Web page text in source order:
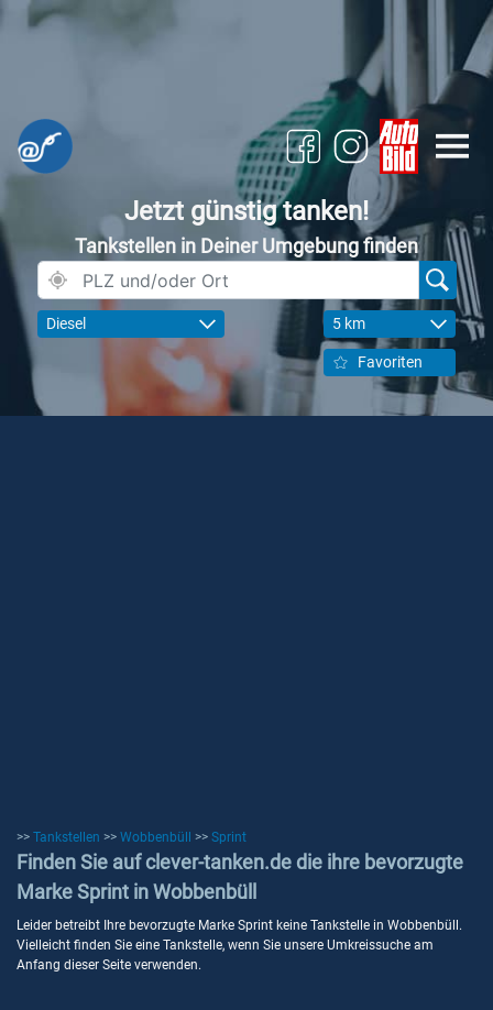
Jetzt günstig tanken!
Tankstellen in Deiner Umgebung finden
Diesel 5 km
Favoriten
>> Tankstellen >> Wobbenbüll >> Sprint
Finden Sie auf clever-tanken.de die ihre bevorzugte
Marke Sprint in Wobbenbüll
Leider betreibt Ihre bevorzugte Marke Sprint keine Tankstelle in Wobbenbüll.
Vielleicht finden Sie eine Tankstelle, wenn Sie unsere Umkreissuche am
Anfang dieser Seite verwenden.